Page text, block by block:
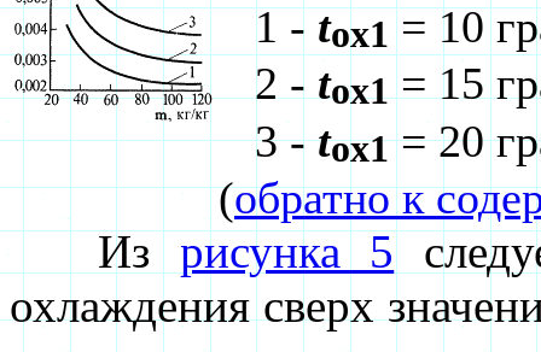
1 - tox1 = 10
2 - tox1 = 15
3 -tox1 = 20
(обратно к
Из рисунка 5
охлаждения сверх